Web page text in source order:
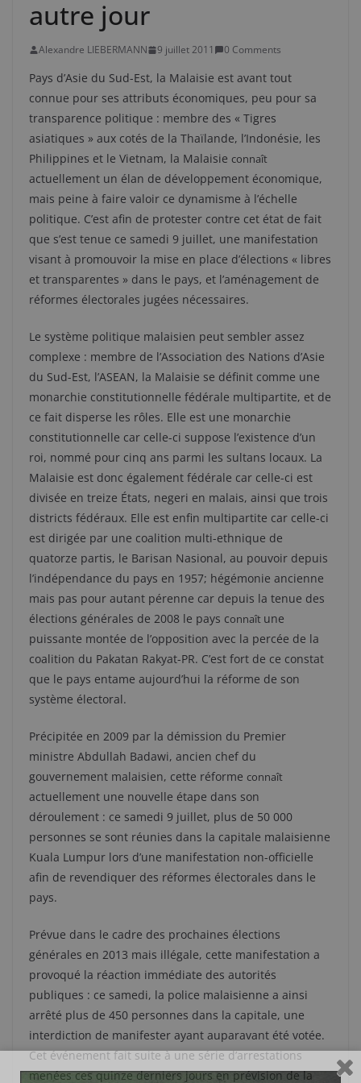
autre jour
Alexandre LIEBERMANN 9 juillet 2011 0 Comments
Pays d’Asie du Sud-Est, la Malaisie est avant tout
connue pour ses attributs économiques, peu pour sa
transparence politique : membre des « Tigres
asiatiques » aux cotés de la Thaïlande, l’Indonésie, les
Philippines et le Vietnam, la Malaisie connaît
actuellement un élan de développement économique,
mais peine à faire valoir ce dynamisme à l’échelle
politique. C’est afin de protester contre cet état de fait
que s’est tenue ce samedi 9 juillet, une manifestation
visant à promouvoir la mise en place d’élections « libres
et transparentes » dans le pays, et l’aménagement de
réformes électorales jugées nécessaires.
Le système politique malaisien peut sembler assez
complexe : membre de l’Association des Nations d’Asie
du Sud-Est, l’ASEAN, la Malaisie se définit comme une
monarchie constitutionnelle fédérale multipartite, et de
ce fait disperse les rôles. Elle est une monarchie
constitutionnelle car celle-ci suppose l’existence d’un
roi, nommé pour cinq ans parmi les sultans locaux. La
Malaisie est donc également fédérale car celle-ci est
divisée en treize États, negeri en malais, ainsi que trois
districts fédéraux. Elle est enfin multipartite car celle-ci
est dirigée par une coalition multi-ethnique de
quatorze partis, le Barisan Nasional, au pouvoir depuis
l’indépendance du pays en 1957; hégémonie ancienne
mais pas pour autant pérenne car depuis la tenue des
élections générales de 2008 le pays connaît une
puissante montée de l’opposition avec la percée de la
coalition du Pakatan Rakyat-PR. C’est fort de ce constat
que le pays entame aujourd’hui la réforme de son
système électoral.
Précipitée en 2009 par la démission du Premier
ministre Abdullah Badawi, ancien chef du
gouvernement malaisien, cette réforme connaît
actuellement une nouvelle étape dans son
déroulement : ce samedi 9 juillet, plus de 50 000
personnes se sont réunies dans la capitale malaisienne
Kuala Lumpur lors d’une manifestation non-officielle
afin de revendiquer des réformes électorales dans le
pays.
Prévue dans le cadre des prochaines élections
générales en 2013 mais illégale, cette manifestation a
provoqué la réaction immédiate des autorités
publiques : ce samedi, la police malaisienne a ainsi
arrêté plus de 450 personnes dans la capitale, une
interdiction de manifester ayant auparavant été votée.
Cet événement fait suite à une série d’arrestations
menées ces quinze derniers jours en prévision de la